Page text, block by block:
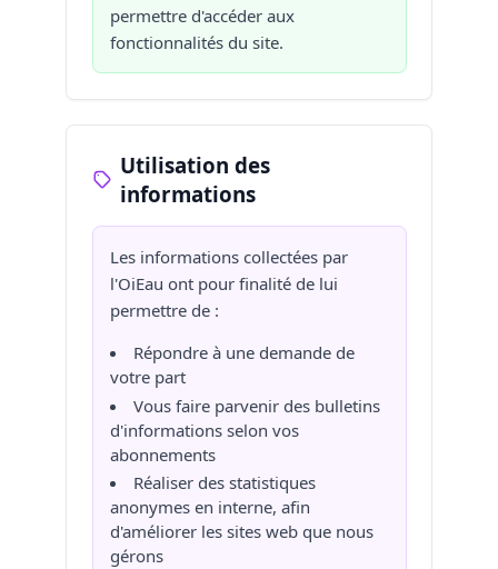
permettre d'accéder aux
fonctionnalités du site.
Utilisation des
informations
Les informations collectées par
l'OiEau ont pour finalité de lui
permettre de :
Répondre à une demande de
votre part
Vous faire parvenir des bulletins
d'informations selon vos
abonnements
Réaliser des statistiques
anonymes en interne, afin
d'améliorer les sites web que nous
gérons